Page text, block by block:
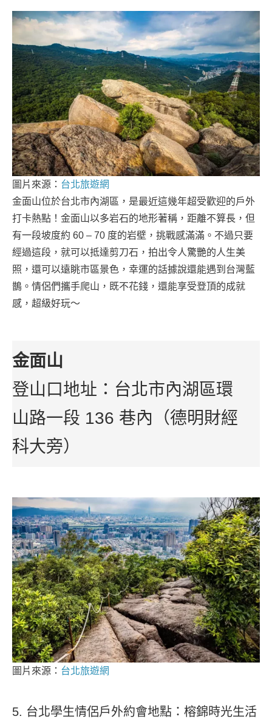
圖片來源： 台北旅遊網
金面山位於台北市內湖區，是最近這幾年超受歡迎的戶外
打卡熱點！金面山以多岩石的地形著稱，距離不算長，但
有一段坡度約 60 – 70 度的岩壁，挑戰感滿滿。不過只要
經過這段，就可以抵達剪刀石，拍出令人驚艷的人生美
照，還可以遠眺市區景色，幸運的話據說還能遇到台灣藍
鵲。情侶們攜手爬山，既不花錢，還能享受登頂的成就
感，超級好玩～
金面山
登山口地址：台北市內湖區環
山路一段 136 巷內（德明財經
科大旁）
圖片來源： 台北旅遊網
5. 台北學生情侶戶外約會地點：榕錦時光生活